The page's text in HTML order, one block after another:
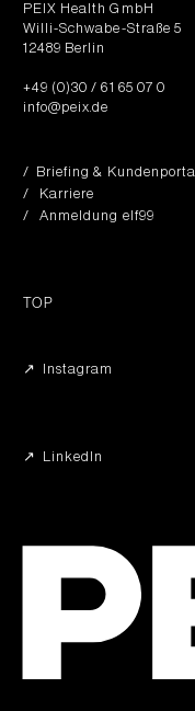
PEIX Health GmbH
Willi-Schwabe-Straße 5
12489 Berlin
+49 (0)30 / 61 65 07 0
info@peix.de
/ Briefing & Kundenportal
/ Karriere
/ Anmeldung elf99
TOP
↗︎ Instagram
↗︎ LinkedIn